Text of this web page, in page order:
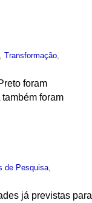
,Transformação,
foram
foram
de Pesquisa,
já previstas para